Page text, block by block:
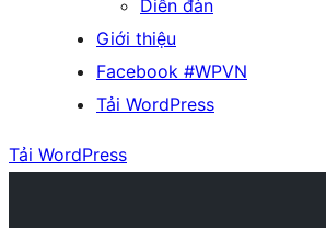
Diễn đàn
Giới thiệu
Facebook #WPVN
Tải WordPress
Tải WordPress